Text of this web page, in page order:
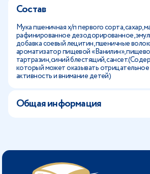
Состав
Мука пшеничная х/п первого сорта, сахар,
рафинированное дезодорированное,
добавка соевый лецитин, пшеничные
ароматизатор пищевой «Ванилин»,
тартразин, синий блестящий,
который может оказывать отрицательное
активность и внимание детей)
Общая информация